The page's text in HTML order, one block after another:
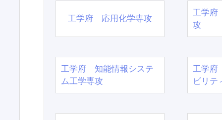
工学府 応用化学専攻
工学府
攻
工学府 知能情報システ
ム工学専攻
工学府
ビリテ